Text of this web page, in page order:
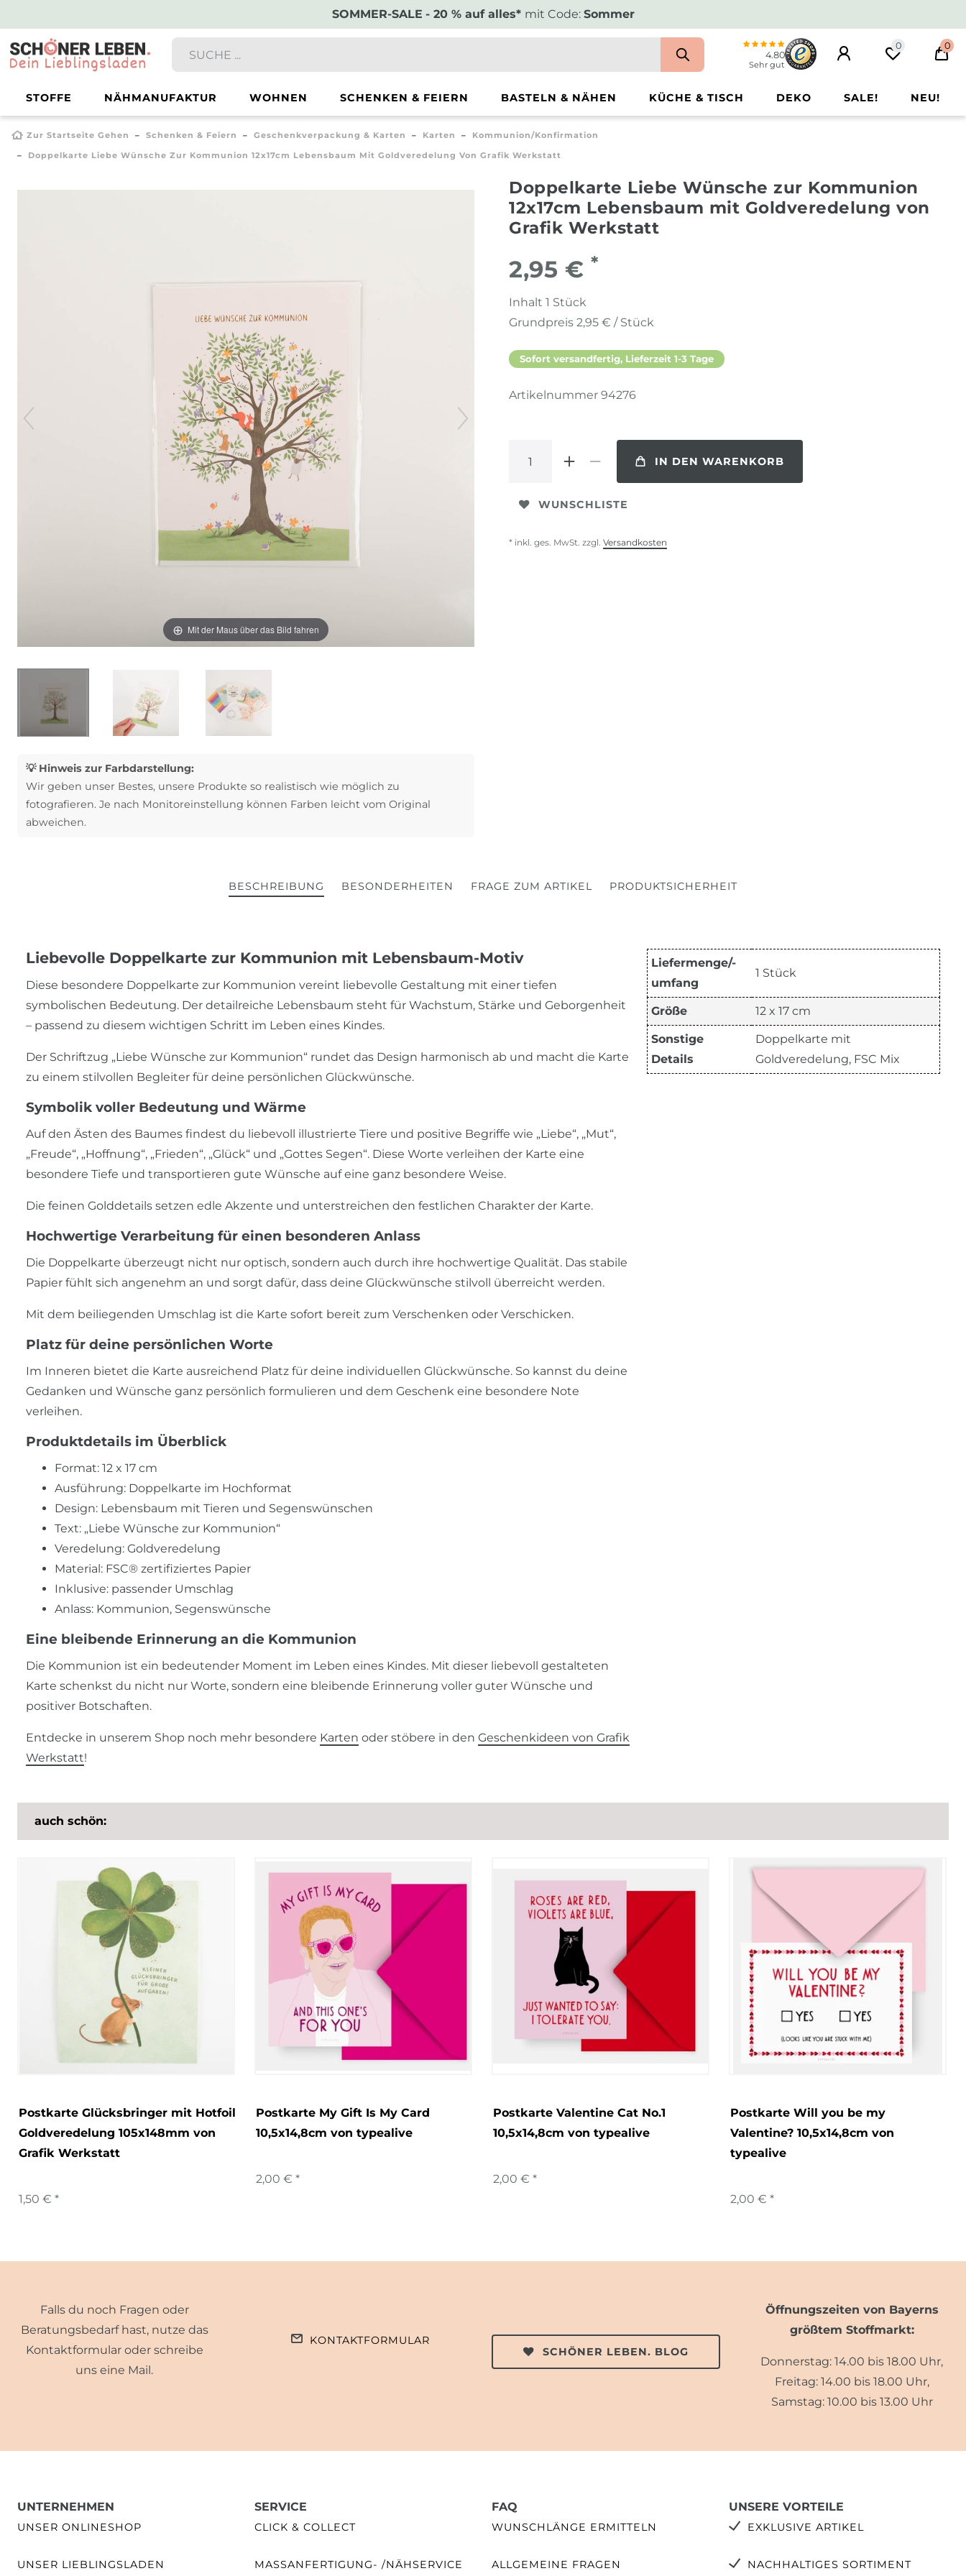
SOMMER-SALE - 20 % auf alles* mit Code: Sommer
4.80
Sehr gut
0 0
STOFFE NÄHMANUFAKTUR WOHNEN SCHENKEN & FEIERN BASTELN & NÄHEN KÜCHE & TISCH DEKO SALE! NEU!
Zur Startseite Gehen Schenken & Feiern Geschenkverpackung & Karten Karten Kommunion/Konfirmation
Doppelkarte Liebe Wünsche Zur Kommunion 12x17cm Lebensbaum Mit Goldveredelung Von Grafik Werkstatt
Mit der Maus über das Bild fahren
💡 Hinweis zur Farbdarstellung:
Wir geben unser Bestes, unsere Produkte so realistisch wie möglich zu
fotografieren. Je nach Monitoreinstellung können Farben leicht vom Original
abweichen.
Doppelkarte Liebe Wünsche zur Kommunion
12x17cm Lebensbaum mit Goldveredelung von
Grafik Werkstatt
2,95 € *
Inhalt 1 Stück
Grundpreis 2,95 € / Stück
Sofort versandfertig, Lieferzeit 1-3 Tage
Artikelnummer 94276
IN DEN WARENKORB
WUNSCHLISTE
* inkl. ges. MwSt. zzgl. Versandkosten
BESCHREIBUNG BESONDERHEITEN FRAGE ZUM ARTIKEL PRODUKTSICHERHEIT
Liebevolle Doppelkarte zur Kommunion mit Lebensbaum-Motiv
Diese besondere Doppelkarte zur Kommunion vereint liebevolle Gestaltung mit einer tiefen
symbolischen Bedeutung. Der detailreiche Lebensbaum steht für Wachstum, Stärke und Geborgenheit
– passend zu diesem wichtigen Schritt im Leben eines Kindes.
Der Schriftzug „Liebe Wünsche zur Kommunion“ rundet das Design harmonisch ab und macht die Karte
zu einem stilvollen Begleiter für deine persönlichen Glückwünsche.
Symbolik voller Bedeutung und Wärme
Auf den Ästen des Baumes findest du liebevoll illustrierte Tiere und positive Begriffe wie „Liebe“, „Mut“,
„Freude“, „Hoffnung“, „Frieden“, „Glück“ und „Gottes Segen“. Diese Worte verleihen der Karte eine
besondere Tiefe und transportieren gute Wünsche auf eine ganz besondere Weise.
Die feinen Golddetails setzen edle Akzente und unterstreichen den festlichen Charakter der Karte.
Hochwertige Verarbeitung für einen besonderen Anlass
Die Doppelkarte überzeugt nicht nur optisch, sondern auch durch ihre hochwertige Qualität. Das stabile
Papier fühlt sich angenehm an und sorgt dafür, dass deine Glückwünsche stilvoll überreicht werden.
Mit dem beiliegenden Umschlag ist die Karte sofort bereit zum Verschenken oder Verschicken.
Platz für deine persönlichen Worte
Im Inneren bietet die Karte ausreichend Platz für deine individuellen Glückwünsche. So kannst du deine
Gedanken und Wünsche ganz persönlich formulieren und dem Geschenk eine besondere Note
verleihen.
Produktdetails im Überblick
Format: 12 x 17 cm
Ausführung: Doppelkarte im Hochformat
Design: Lebensbaum mit Tieren und Segenswünschen
Text: „Liebe Wünsche zur Kommunion“
Veredelung: Goldveredelung
Material: FSC® zertifiziertes Papier
Inklusive: passender Umschlag
Anlass: Kommunion, Segenswünsche
Eine bleibende Erinnerung an die Kommunion
Die Kommunion ist ein bedeutender Moment im Leben eines Kindes. Mit dieser liebevoll gestalteten
Karte schenkst du nicht nur Worte, sondern eine bleibende Erinnerung voller guter Wünsche und
positiver Botschaften.
Entdecke in unserem Shop noch mehr besondere Karten oder stöbere in den Geschenkideen von Grafik
Werkstatt!
Liefermenge/-
umfang
1 Stück
Größe 12 x 17 cm
Sonstige
Details
Doppelkarte mit
Goldveredelung, FSC Mix
auch schön:
Postkarte Glücksbringer mit Hotfoil
Goldveredelung 105x148mm von
Grafik Werkstatt
1,50 € *
Postkarte My Gift Is My Card
10,5x14,8cm von typealive
2,00 € *
Postkarte Valentine Cat No.1
10,5x14,8cm von typealive
2,00 € *
Postkarte Will you be my
Valentine? 10,5x14,8cm von
typealive
2,00 € *
Falls du noch Fragen oder
Beratungsbedarf hast, nutze das
Kontaktformular oder schreibe
uns eine Mail.
KONTAKTFORMULAR
SCHÖNER LEBEN. BLOG
Öffnungszeiten von Bayerns
größtem Stoffmarkt:
Donnerstag: 14.00 bis 18.00 Uhr,
Freitag: 14.00 bis 18.00 Uhr,
Samstag: 10.00 bis 13.00 Uhr
UNTERNEHMEN
UNSER ONLINESHOP
UNSER LIEBLINGSLADEN
SERVICE
CLICK & COLLECT
MASSANFERTIGUNG- /NÄHSERVICE
FAQ
WUNSCHLÄNGE ERMITTELN
ALLGEMEINE FRAGEN
UNSERE VORTEILE
EXKLUSIVE ARTIKEL
NACHHALTIGES SORTIMENT